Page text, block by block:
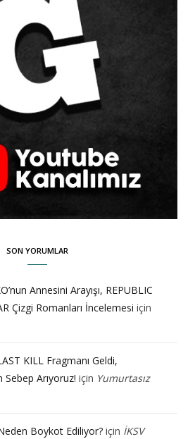
SON YORUMLAR
Annesini Arayışı, REPUBLIC
Çizgi Romanları İncelemesi için
KILL Fragmanı Geldi,
Arıyoruz! için Yumurtasız
Boykot Ediliyor? için İKSV